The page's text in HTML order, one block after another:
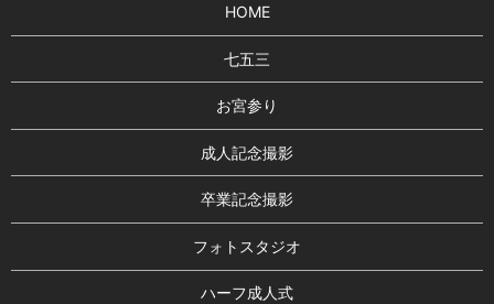
HOME
七五三
お宮参り
成人記念撮影
卒業記念撮影
フォトスタジオ
ハーフ成人式